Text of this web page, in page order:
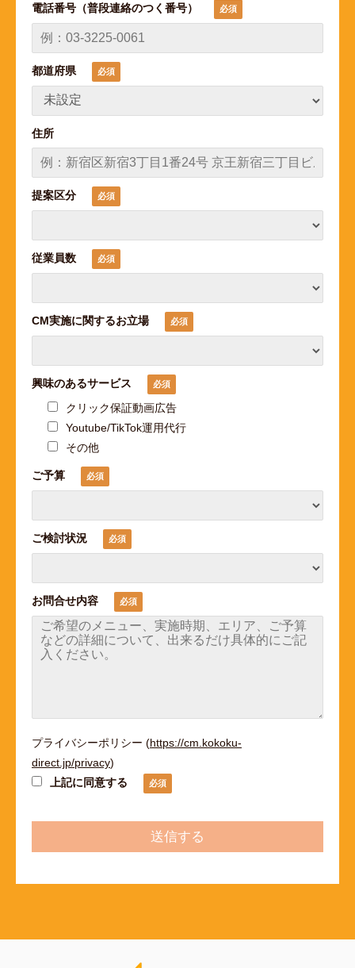
電話番号（普段連絡のつく番号）
都道府県
住所
提案区分
従業員数
CM実施に関するお立場
興味のあるサービス
クリック保証動画広告
Youtube/TikTok運用代行
その他
ご予算
ご検討状況
お問合せ内容
プライバシーポリシー (https://cm.kokoku-
direct.jp/privacy)
上記に同意する